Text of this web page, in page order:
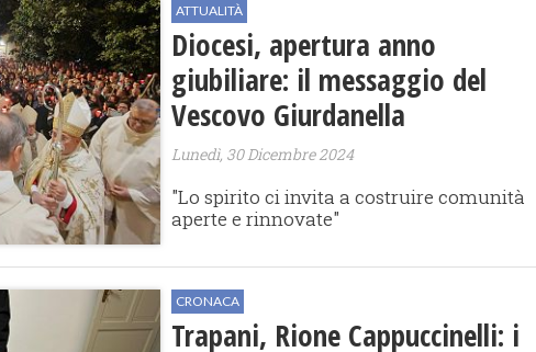
ATTUALITÀ
Diocesi, apertura anno
giubiliare: il messaggio del
Vescovo Giurdanella
Lunedì, 30 Dicembre 2024
"Lo spirito ci invita a costruire comunità
aperte e rinnovate"
CRONACA
Trapani, Rione Cappuccinelli: i